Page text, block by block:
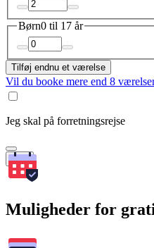
Børn0 til 17 år
Tilføj endnu et værelse
Vil du booke mere end 8
Jeg skal på forretningsrejse
Søg
Muligheder for